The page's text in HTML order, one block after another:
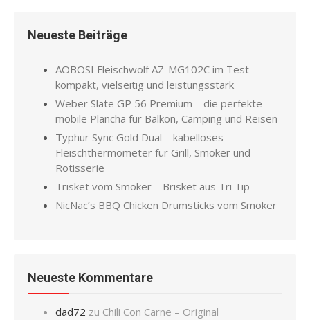
Neueste Beiträge
AOBOSI Fleischwolf AZ-MG102C im Test –
kompakt, vielseitig und leistungsstark
Weber Slate GP 56 Premium – die perfekte
mobile Plancha für Balkon, Camping und Reisen
Typhur Sync Gold Dual – kabelloses
Fleischthermometer für Grill, Smoker und
Rotisserie
Trisket vom Smoker – Brisket aus Tri Tip
NicNac’s BBQ Chicken Drumsticks vom Smoker
Neueste Kommentare
dad72 zu Chili Con Carne – Original